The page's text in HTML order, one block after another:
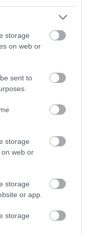
storage
on web or
sent to
storage
web or
storage
or app.
storage
csapadék érkezik